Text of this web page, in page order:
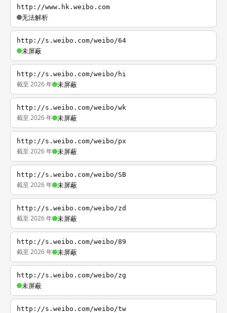
http://www.hk.weibo.com
无法解析
http://s.weibo.com/weibo/64
未屏蔽
http://s.weibo.com/weibo/hi
截至 2026 年 未屏蔽
http://s.weibo.com/weibo/wk
截至 2026 年 未屏蔽
http://s.weibo.com/weibo/px
截至 2026 年 未屏蔽
http://s.weibo.com/weibo/SB
截至 2026 年 未屏蔽
http://s.weibo.com/weibo/zd
截至 2026 年 未屏蔽
http://s.weibo.com/weibo/89
截至 2026 年 未屏蔽
http://s.weibo.com/weibo/zg
未屏蔽
http://s.weibo.com/weibo/tw